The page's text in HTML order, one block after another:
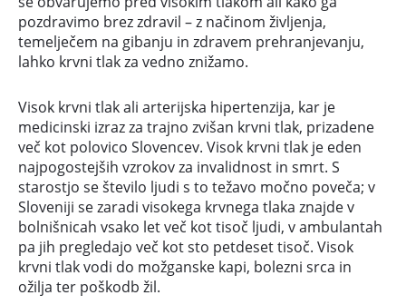
pozdravimo brez zdravil – z načinom življenja,
temelječem na gibanju in zdravem prehranjevanju,
lahko krvni tlak za vedno znižamo.
Visok krvni tlak ali arterijska hipertenzija, kar je
medicinski izraz za trajno zvišan krvni tlak, prizadene
več kot polovico Slovencev. Visok krvni tlak je eden
najpogostejših vzrokov za invalidnost in smrt. S
starostjo se število ljudi s to težavo močno poveča; v
Sloveniji se zaradi visokega krvnega tlaka znajde v
bolnišnicah vsako let več kot tisoč ljudi, v ambulantah
pa jih pregledajo več kot sto petdeset tisoč. Visok
krvni tlak vodi do možganske kapi, bolezni srca in
ožilja ter poškodb žil.